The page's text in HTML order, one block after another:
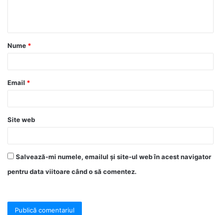
Nume *
Email *
Site web
Salvează-mi numele, emailul și site-ul web în acest navigator
pentru data viitoare când o să comentez.